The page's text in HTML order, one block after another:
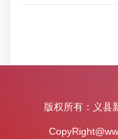
版权所有：义